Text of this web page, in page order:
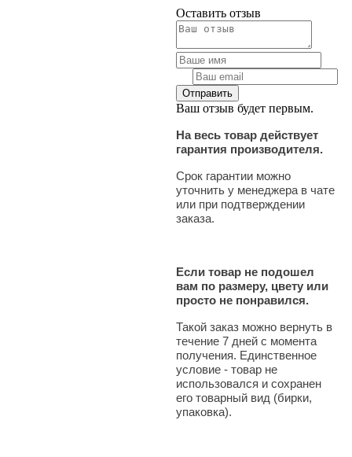
Оставить отзыв
Ваш отзыв будет первым.
На весь товар действует
гарантия производителя.
Срок гарантии можно
уточнить у менеджера в чате
или при подтверждении
заказа.
Если товар не подошел
вам по размеру, цвету или
просто не понравился.
Такой заказ можно вернуть в
течение 7 дней с момента
получения. Единственное
условие - товар не
использовался и сохранен
его товарный вид (бирки,
упаковка).